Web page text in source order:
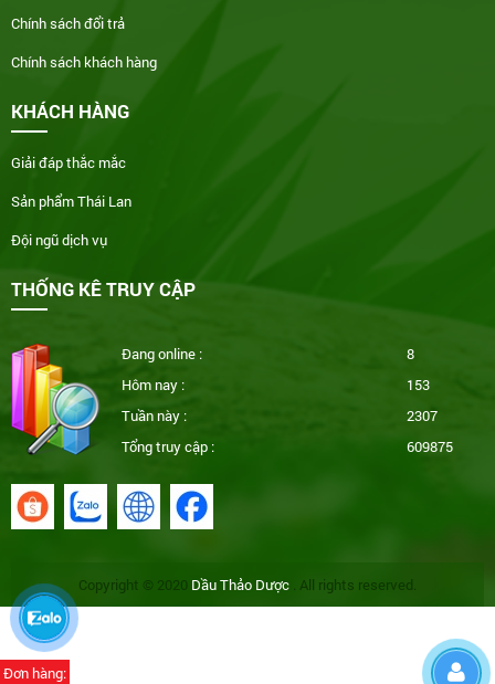
Chính sách đổi trả
Chính sách khách hàng
KHÁCH HÀNG
Giải đáp thắc mắc
Sản phẩm Thái Lan
Đội ngũ dịch vụ
THỐNG KÊ TRUY CẬP
Đang online :
8
Hôm nay :
153
Tuần này :
2307
Tổng truy cập :
609875
Copyright © 2020 Dầu Thảo Dược . All rights reserved.
Đơn hàng: